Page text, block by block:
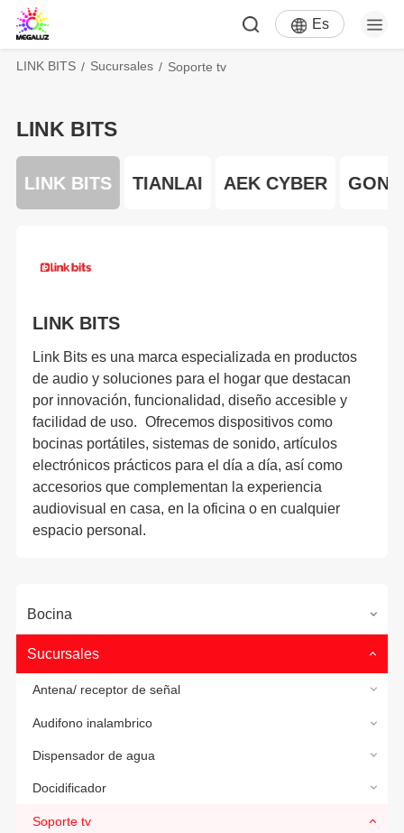
Es
LINK BITS Sucursales Soporte tv
LINK BITS
LINK BITS TIANLAI AEK CYBER
LINK BITS
Link Bits es una marca especializada en productos
de audio y soluciones para el hogar que destacan
por innovación, funcionalidad, diseño accesible y
facilidad de uso. Ofrecemos dispositivos como
bocinas portátiles, sistemas de sonido, artículos
electrónicos prácticos para el día a día, así como
accesorios que complementan la experiencia
audiovisual en casa, en la oficina o en cualquier
espacio personal.
Bocina
Sucursales
Antena/ receptor de señal
Audifono inalambrico
Dispensador de agua
Docidificador
Soporte tv